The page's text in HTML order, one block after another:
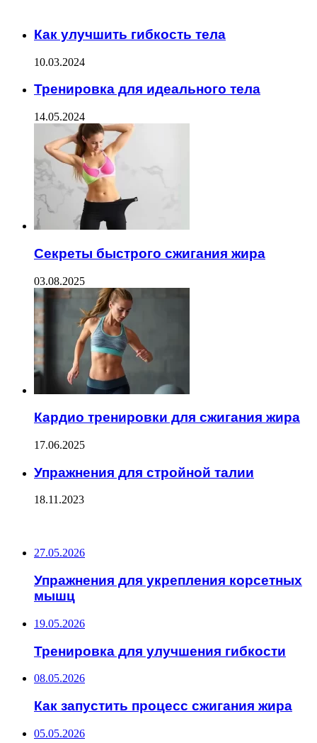
Как улучшить гибкость тела
10.03.2024
Тренировка для идеального тела
14.05.2024
Секреты быстрого сжигания жира
03.08.2025
Кардио тренировки для сжигания жира
17.06.2025
Упражнения для стройной талии
18.11.2023
27.05.2026
Упражнения для укрепления корсетных
мышц
19.05.2026
Тренировка для улучшения гибкости
08.05.2026
Как запустить процесс сжигания жира
05.05.2026